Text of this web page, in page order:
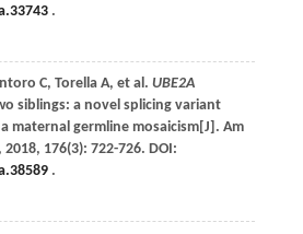
.
C, Torella A, et al. UBE2A
siblings: a novel splicing variant
maternal germline mosaicism[J]. Am
2018, 176(3): 722-726. DOI:
.